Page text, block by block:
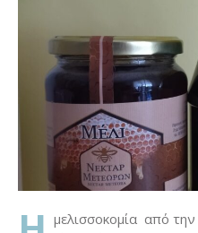
μελισσοκομία από την